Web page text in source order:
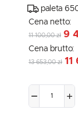
paleta
Cena netto:
11 100,00 zł 9
Cena brutto:
13 653,00 zł 11